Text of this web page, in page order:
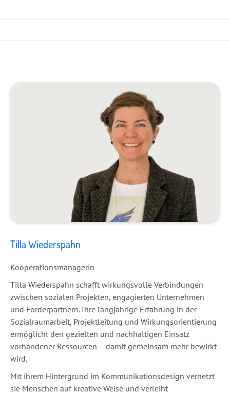
Tilla Wiederspahn
Kooperationsmanagerin
Tilla Wiederspahn schafft wirkungsvolle Verbindungen
zwischen sozialen Projekten, engagierten Unternehmen
und Förderpartnern. Ihre langjährige Erfahrung in der
Sozialraumarbeit, Projektleitung und Wirkungsorientierung
ermöglicht den gezielten und nachhaltigen Einsatz
vorhandener Ressourcen – damit gemeinsam mehr bewirkt
wird.
Mit ihrem Hintergrund im Kommunikationsdesign vernetzt
sie Menschen auf kreative Weise und verleiht